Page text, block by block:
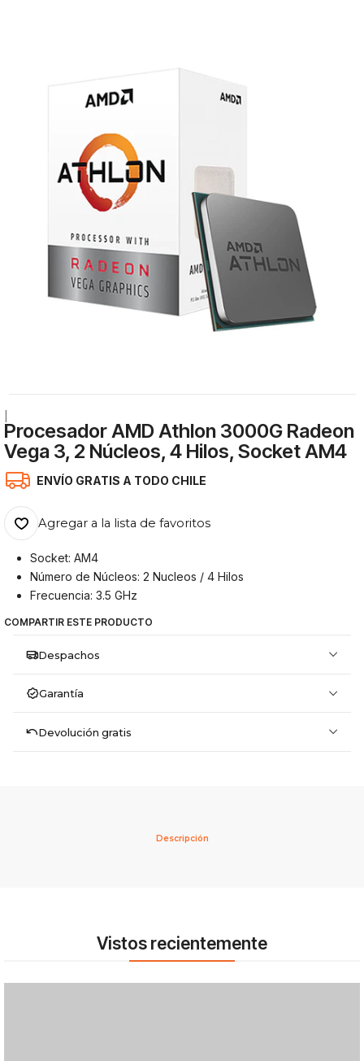
Procesador AMD Athlon 3000G Radeon
Vega 3, 2 Núcleos, 4 Hilos, Socket AM4
ENVÍO GRATIS A TODO CHILE
Agregar a la lista de favoritos
Socket: AM4
Número de Núcleos: 2 Nucleos / 4 Hilos
Frecuencia: 3.5 GHz
COMPARTIR ESTE PRODUCTO
Despachos
Garantía
Devolución gratis
Descripción
Vistos recientemente